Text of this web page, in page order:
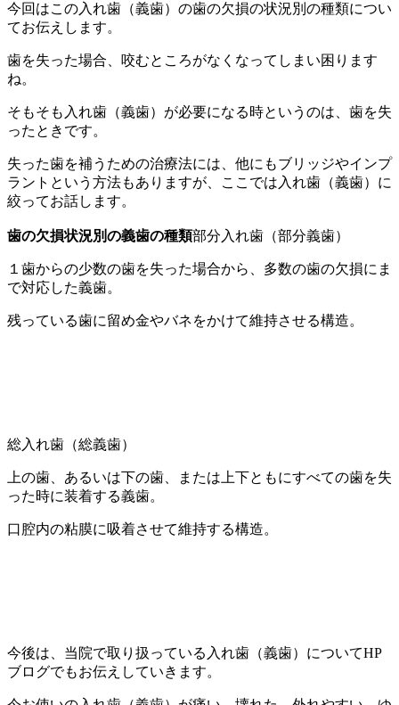
今回はこの入れ歯（義歯）の歯の欠損の状況別の種類につい
てお伝えします。
歯を失った場合、咬むところがなくなってしまい困ります
ね。
そもそも入れ歯（義歯）が必要になる時というのは、歯を失
ったときです。
失った歯を補うための治療法には、他にもブリッジやインプ
ラントという方法もありますが、ここでは入れ歯（義歯）に
絞ってお話します。
歯の欠損状況別の義歯の種類部分入れ歯（部分義歯）
１歯からの少数の歯を失った場合から、多数の歯の欠損にま
で対応した義歯。
残っている歯に留め金やバネをかけて維持させる構造。
総入れ歯（総義歯）
上の歯、あるいは下の歯、または上下ともにすべての歯を失
った時に装着する義歯。
口腔内の粘膜に吸着させて維持する構造。
今後は、当院で取り扱っている入れ歯（義歯）についてHP
ブログでもお伝えしていきます。